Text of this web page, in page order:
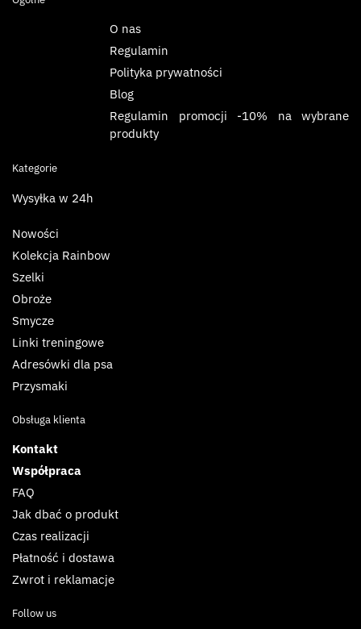
O nas
Regulamin
Polityka prywatności
Blog
Regulamin promocji -10% na wybrane
produkty
Kategorie
Wysyłka w 24h
Nowości
Kolekcja Rainbow
Szelki
Obroże
Smycze
Linki treningowe
Adresówki dla psa
Przysmaki
Obsługa klienta
Kontakt
Współpraca
FAQ
Jak dbać o produkt
Czas realizacji
Płatność i dostawa
Zwrot i reklamacje
Follow us